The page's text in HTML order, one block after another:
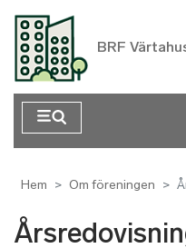
BRF
Hem Om föreningen